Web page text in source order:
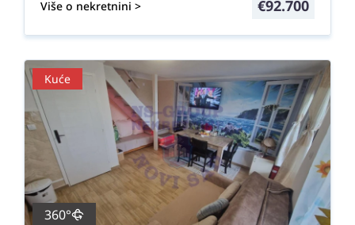
Više o nekretnini > €92.700
Kuće
360°